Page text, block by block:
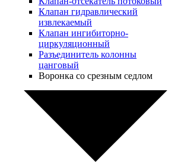
Клапан гидравлический
извлекаемый
Клапан ингибиторно-
циркуляционный
Разъединитель колонны
цанговый
Воронка со срезным седлом